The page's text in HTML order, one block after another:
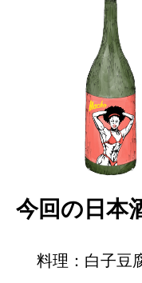
今回の日本
料理：白子豆